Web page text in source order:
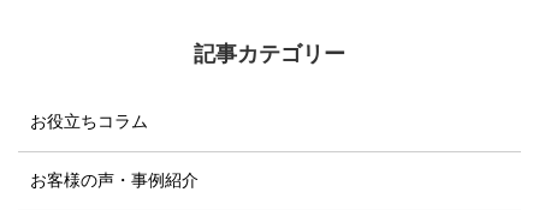
記事カテゴリー
お役立ちコラム
お客様の声・事例紹介